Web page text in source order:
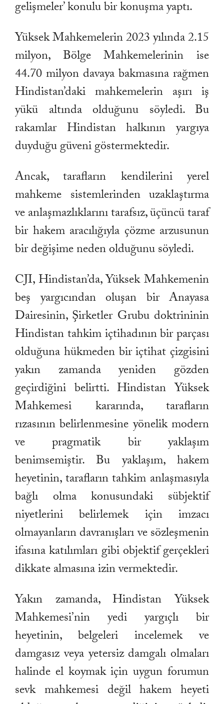
gelişmeler’ konulu bir konuşma yaptı.
Yüksek Mahkemelerin 2023 yılında 2.15
milyon, Bölge Mahkemelerinin ise
44.70 milyon davaya bakmasına rağmen
Hindistan’daki mahkemelerin aşırı iş
yükü altında olduğunu söyledi. Bu
rakamlar Hindistan halkının yargıya
duyduğu güveni göstermektedir.
Ancak, tarafların kendilerini yerel
mahkeme sistemlerinden uzaklaştırma
ve anlaşmazlıklarını tarafsız, üçüncü taraf
bir hakem aracılığıyla çözme arzusunun
bir değişime neden olduğunu söyledi.
CJI, Hindistan’da, Yüksek Mahkemenin
beş yargıcından oluşan bir Anayasa
Dairesinin, Şirketler Grubu doktrininin
Hindistan tahkim içtihadının bir parçası
olduğuna hükmeden bir içtihat çizgisini
yakın zamanda yeniden gözden
geçirdiğini belirtti. Hindistan Yüksek
Mahkemesi kararında, tarafların
rızasının belirlenmesine yönelik modern
ve pragmatik bir yaklaşım
benimsemiştir. Bu yaklaşım, hakem
heyetinin, tarafların tahkim anlaşmasıyla
bağlı olma konusundaki sübjektif
niyetlerini belirlemek için imzacı
olmayanların davranışları ve sözleşmenin
ifasına katılımları gibi objektif gerçekleri
dikkate almasına izin vermektedir.
Yakın zamanda, Hindistan Yüksek
Mahkemesi’nin yedi yargıçlı bir
heyetinin, belgeleri incelemek ve
damgasız veya yetersiz damgalı olmaları
halinde el koymak için uygun forumun
sevk mahkemesi değil hakem heyeti